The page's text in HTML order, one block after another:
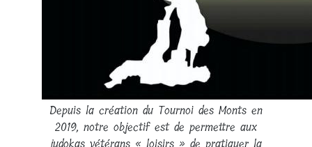
Depuis la création du Tournoi des Monts en
2019, notre objectif est de permettre aux